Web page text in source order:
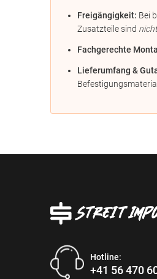
Freigängigkeit: Bei
Zusatzteile sind nicht
Fachgerechte
Lieferumfang &
Hotline:
+41 56 470